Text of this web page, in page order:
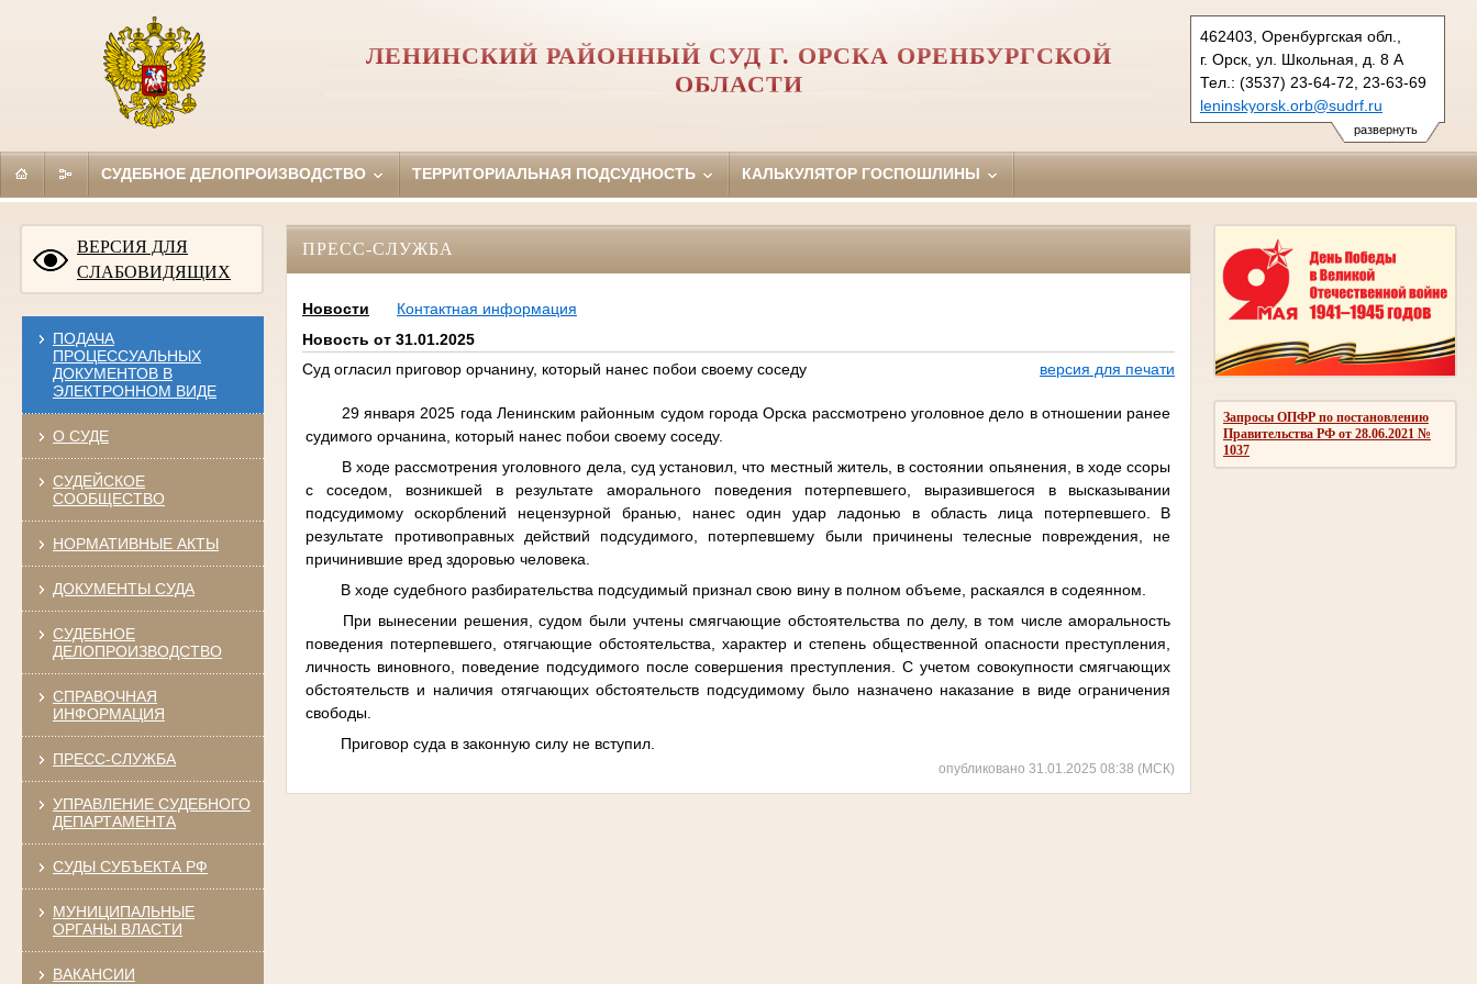
развернуть
462403, Оренбургская обл.,
г. Орск, ул. Школьная, д. 8 А
Тел.: (3537) 23-64-72, 23-63-69
leninskyorsk.orb@sudrf.ru
ЛЕНИНСКИЙ РАЙОННЫЙ СУД Г. ОРСКА ОРЕНБУРГСКОЙ
ОБЛАСТИ
СУДЕБНОЕ ДЕЛОПРОИЗВОДСТВО ТЕРРИТОРИАЛЬНАЯ ПОДСУДНОСТЬ КАЛЬКУЛЯТОР ГОСПОШЛИНЫ
ВЕРСИЯ ДЛЯ
СЛАБОВИДЯЩИХ
ПОДАЧА
ПРОЦЕССУАЛЬНЫХ
ДОКУМЕНТОВ В
ЭЛЕКТРОННОМ ВИДЕ
О СУДЕ
СУДЕЙСКОЕ
СООБЩЕСТВО
НОРМАТИВНЫЕ АКТЫ
ДОКУМЕНТЫ СУДА
СУДЕБНОЕ
ДЕЛОПРОИЗВОДСТВО
СПРАВОЧНАЯ
ИНФОРМАЦИЯ
ПРЕСС-СЛУЖБА
УПРАВЛЕНИЕ СУДЕБНОГО
ДЕПАРТАМЕНТА
СУДЫ СУБЪЕКТА РФ
МУНИЦИПАЛЬНЫЕ
ОРГАНЫ ВЛАСТИ
ВАКАНСИИ
Запросы ОПФР по постановлению
Правительства РФ от 28.06.2021 №
1037
ПРЕСС-СЛУЖБА
Новости
Контактная информация
Новость от 31.01.2025
Суд огласил приговор орчанину, который нанес побои своему соседу
версия для печати
29 января 2025 года Ленинским районным судом города Орска рассмотрено уголовное дело в отношении ранее
судимого орчанина, который нанес побои своему соседу.
В ходе рассмотрения уголовного дела, суд установил, что местный житель, в состоянии опьянения, в ходе ссоры
с соседом, возникшей в результате аморального поведения потерпевшего, выразившегося в высказывании
подсудимому оскорблений нецензурной бранью, нанес один удар ладонью в область лица потерпевшего. В
результате противоправных действий подсудимого, потерпевшему были причинены телесные повреждения, не
причинившие вред здоровью человека.
В ходе судебного разбирательства подсудимый признал свою вину в полном объеме, раскаялся в содеянном.
При вынесении решения, судом были учтены смягчающие обстоятельства по делу, в том числе аморальность
поведения потерпевшего, отягчающие обстоятельства, характер и степень общественной опасности преступления,
личность виновного, поведение подсудимого после совершения преступления. С учетом совокупности смягчающих
обстоятельств и наличия отягчающих обстоятельств подсудимому было назначено наказание в виде ограничения
свободы.
Приговор суда в законную силу не вступил.
опубликовано 31.01.2025 08:38 (МСК)